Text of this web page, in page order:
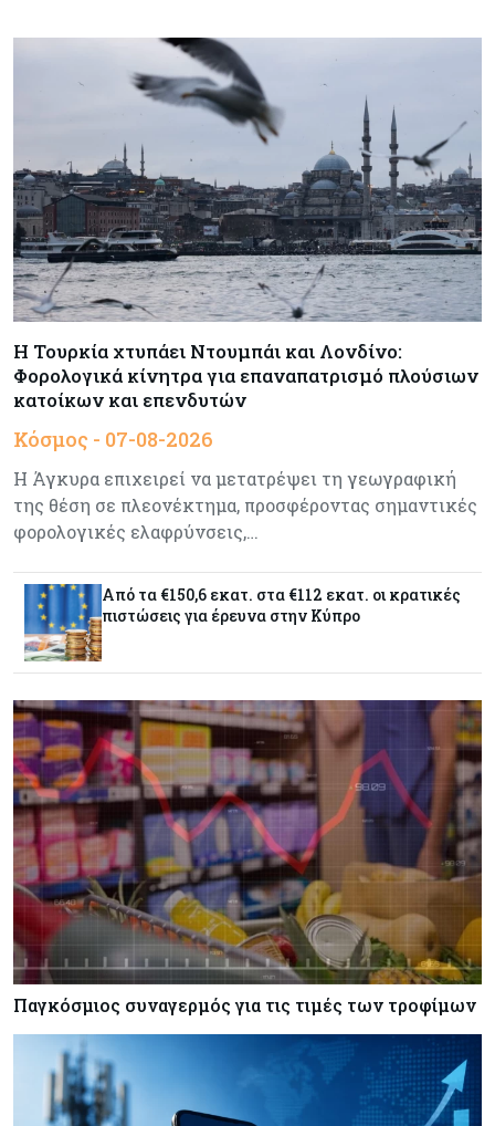
Τραμπ: Νέοι δασμοί 15% στο πολυπυρίτιο για
ημιαγωγούς και φωτοβολταϊκά με στόχο την
ενίσχυση της βιομηχανίας
Κύπρος 07-08-2026
Τσολάκη: Προτεραιότητα η βελτίωση της
καθημερινότητας μέσω οδικών έργων και
συγκοινωνιών
Ενέργεια 07-08-2026
Δαμιανός για GSI: Θετική εξέλιξη η είσοδος της
Crypto
Γιατί το Bitcoin διχάζει αναλυτές και αγορά
Ελλάδα 07-08-2026
Καλπάζουν τα Airbnb στην Ελλάδα - Σχεδόν
sold out τα νησιά
Μέση Ανατολή
Κόσμος 07-08-2026
Σαουδική Αραβία, Πακιστάν και Τουρκία
υπογράφουν συμφωνία για αμοιβαία άμυνα
Εμπορεύματα 07-08-2026
Πετρέλαιο: Πιάνει και πάλι τα 83 δολάρια το
Brent μετά το σχέδιο του Ιράν για τα Στενά του
Ορμούζ
Κόσμος 07-08-2026
Ευρωπαϊκή αυτοκινητοβιομηχανία: Αναζητά
σωσίβιο στην Κίνα
Η Τουρκία χτυπάει Ντουμπάι και Λονδίνο:
Φορολογικά κίνητρα για επαναπατρισμό πλούσιων
κατοίκων και επενδυτών
Κόσμος - 07-08-2026
Η Άγκυρα επιχειρεί να μετατρέψει τη γεωγραφική
της θέση σε πλεονέκτημα, προσφέροντας σημαντικές
φορολογικές ελαφρύνσεις,…
Από τα €150,6 εκατ. στα €112 εκατ. οι κρατικές
πιστώσεις για έρευνα στην Κύπρο
Παγκόσμιος συναγερμός για τις τιμές των τροφίμων